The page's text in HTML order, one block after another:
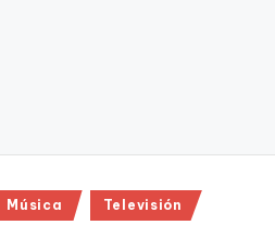
Música Televisión